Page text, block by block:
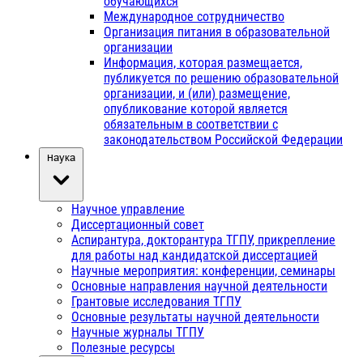
Международное сотрудничество
Организация питания в образовательной
организации
Информация, которая размещается,
публикуется по решению образовательной
организации, и (или) размещение,
опубликование которой является
обязательным в соответствии с
законодательством Российской Федерации
Наука
Научное управление
Диссертационный совет
Аспирантура, докторантура ТГПУ, прикрепление
для работы над кандидатской диссертацией
Научные мероприятия: конференции, семинары
Основные направления научной деятельности
Грантовые исследования ТГПУ
Основные результаты научной деятельности
Научные журналы ТГПУ
Полезные ресурсы